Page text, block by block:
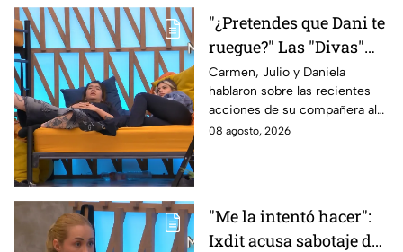
"¿Pretendes que Dani te
ruegue?" Las "Divas"
lamentan el
comportamiento de
Michelle en MasterChef
24/7
Carmen, Julio y Daniela
hablaron sobre las recientes
acciones de su compañera al
interior del Mundo MasterChef
08 agosto, 2026
"Me la intentó hacer":
Ixdit acusa sabotaje de